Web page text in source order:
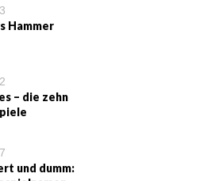
Hammer
– die zehn
und dumm: